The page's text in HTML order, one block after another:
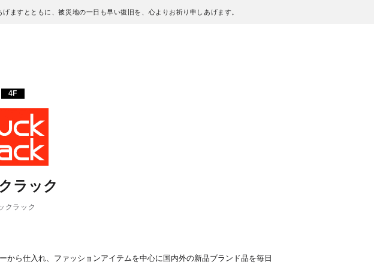
ますとともに、被災地の一日も早い復旧を、心よりお祈り申しあげます。
4F
ラック
クラック
ら仕入れ、ファッションアイテムを中心に国内外の新品ブランド品を毎日